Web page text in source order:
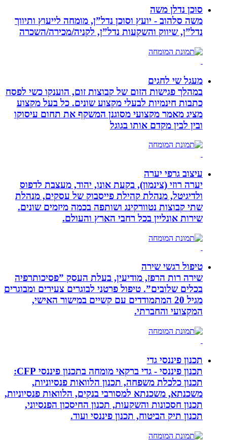
סוכן נדלן משה
משה סלהוב - יועץ וסוכן נדל”ן, מומחה לייעוץ ותיווך
נדל”ן, שיווק והשקעות נדל”ן, לקניה/מכירה/השכרה
מעגל שי לחגים
במהלך פגישות הזום של קבוצות זום, הוענקו כשי לפסח
כתבות חינמיות לבעלי מקצוע שונים. כל בעל מקצוע
מציג מאמר מקצועי מסוגנן המשקף את תחום עיסוקו
ובין לבין מקדם אותו בגוגל
עיצוב גרפי יערה
יערה רוזי (צינמון), בקעת אונו, יהוד, מעצבת לדפוס
ולדיגיטל, מנהלת קהילת פייסבוק של עסקים, מנהלת
שתי קבוצות נטוורקינג ושותפה בכמה מיזמים שונים.
שירות אונליין בכל רחבי הארץ והעולם.
טיפול רגשי שירה
שירה רות הרפז, מודיעין, בעלת העסק ”פסיכותרפיה
בכלים שלובים”. טיפול פרטני לבוגרים צעירים ומבוגרים
מגיל 20 המתמודדים עם קשיים במישור האישי,
המקצועי והחברתי.
תכנון פיננסי גדי
תכנון פיננסי - גדי ברקאי מומחה בתכנון פיננסי CFP:
תכנון כלכלת משפחה, תכנון הלוואות פנסיוניות,
משכנתא, משכנתא למסורבי בנקים, הלוואות פנסיוניות,
תכנון חסכונות והשקעות, תכנון החיסכון הפנסיוני,
תכנון תיק הביטוח, תכנון פיננסי ועוד.